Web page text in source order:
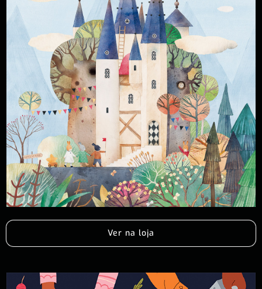
Ver na loja